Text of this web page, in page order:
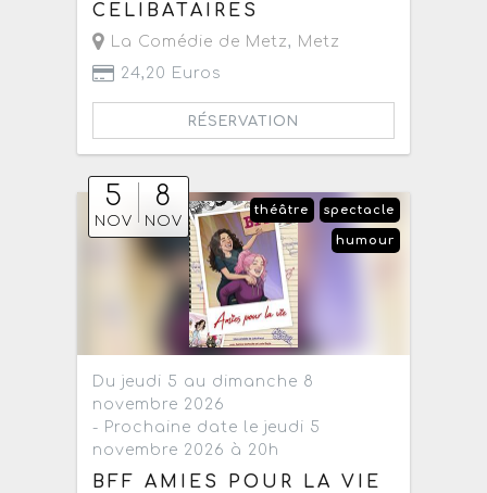
CELIBATAIRES
La Comédie de Metz, Metz
24,20 Euros
RÉSERVATION
5
NOV
8
NOV
spectacle
théâtre
humour
Du jeudi 5 au dimanche 8
novembre 2026
- Prochaine date le jeudi 5
novembre 2026 à 20h
BFF AMIES POUR LA VIE